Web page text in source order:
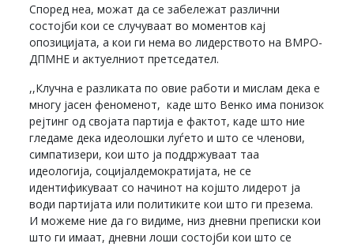
Според неа, можат да се забележат различни
состојби кои се случуваат во моментов кај
опозицијата, а кои ги нема во лидерството на ВМРО-
ДПМНЕ и актуелниот претседател.
,,Клучна е разликата по овие работи и мислам дека е
многу јасен феноменот, каде што Венко има понизок
рејтинг од својата партија е фактот, каде што ние
гледаме дека идеолошки луѓето и што се членови,
симпатизери, кои што ја поддржуваат таа
идеологија, социјалдемократијата, не се
идентификуваат со начинот на којшто лидерот ја
води партијата или политиките кои што ги презема.
И можеме ние да го видиме, низ дневни преписки кои
што ги имаат, дневни лоши состојби кои што се